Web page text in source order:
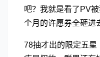
吧？我就是看了PV
个月的许愿券全砸进
78抽才出的限定五星